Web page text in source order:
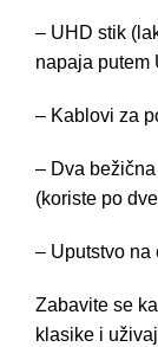
– UHD stik
napaja putem
– Kablovi za
– Dva
(koriste po
– Uputstvo na
Zabavite se
klasike i